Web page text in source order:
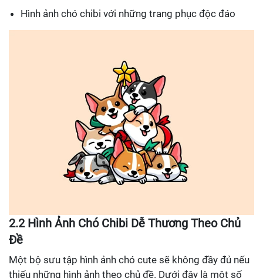
Hình ảnh chó chibi với những trang phục độc đáo
2.2 Hình Ảnh Chó Chibi Dễ Thương Theo Chủ
Đề
Một bộ sưu tập hình ảnh chó cute sẽ không đầy đủ nếu
thiếu những hình ảnh theo chủ đề. Dưới đây là một số